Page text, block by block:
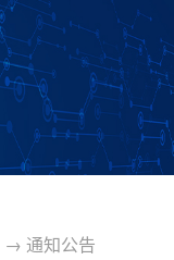
→ 通知公告